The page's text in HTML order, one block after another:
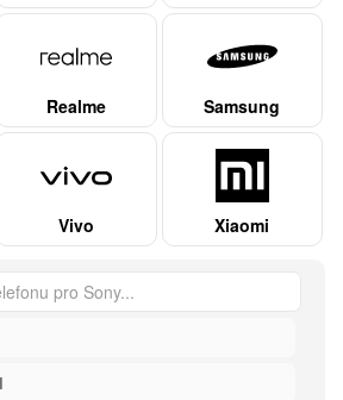
Realme Samsung
Vivo Xiaomi